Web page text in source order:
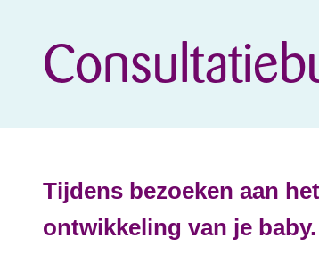
Tijdens bezoeken aan
ontwikkeling van je baby.